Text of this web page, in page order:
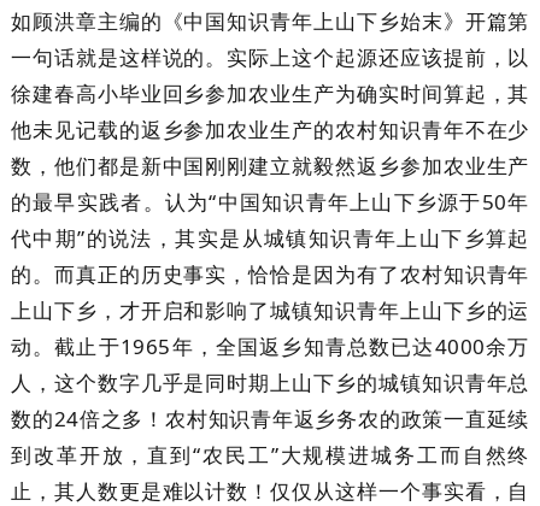
如顾洪章主编的《中国知识青年上山下乡始末》开篇第
一句话就是这样说的。实际上这个起源还应该提前，以
徐建春高小毕业回乡参加农业生产为确实时间算起，其
他未见记载的返乡参加农业生产的农村知识青年不在少
数，他们都是新中国刚刚建立就毅然返乡参加农业生产
的最早实践者。认为“中国知识青年上山下乡源于50年
代中期”的说法，其实是从城镇知识青年上山下乡算起
的。而真正的历史事实，恰恰是因为有了农村知识青年
上山下乡，才开启和影响了城镇知识青年上山下乡的运
动。截止于1965年，全国返乡知青总数已达4000余万
人，这个数字几乎是同时期上山下乡的城镇知识青年总
数的24倍之多！农村知识青年返乡务农的政策一直延续
到改革开放，直到“农民工”大规模进城务工而自然终
止，其人数更是难以计数！仅仅从这样一个事实看，自